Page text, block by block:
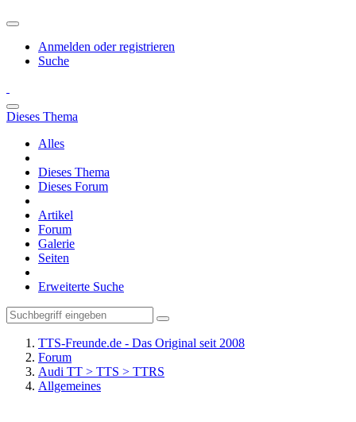
Anmelden oder registrieren
Suche
Dieses Thema
Alles
Dieses Thema
Dieses Forum
Artikel
Forum
Galerie
Seiten
Erweiterte Suche
TTS-Freunde.de - Das Original seit 2008
Forum
Audi TT > TTS > TTRS
Allgemeines